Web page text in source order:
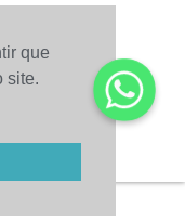
que
site.